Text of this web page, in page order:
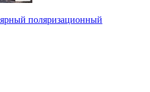
поляризационный